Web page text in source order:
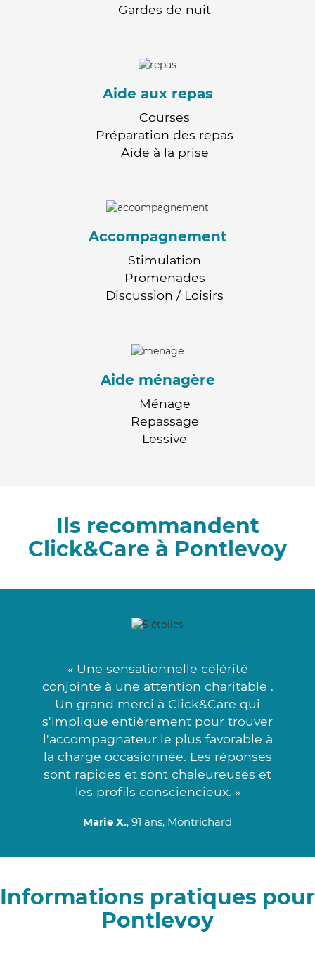
Gardes de nuit
Aide aux repas
Courses
Préparation des repas
Aide à la prise
Accompagnement
Stimulation
Promenades
Discussion / Loisirs
Aide ménagère
Ménage
Repassage
Lessive
Ils recommandent
Click&Care à Pontlevoy
« Une sensationnelle célérité
conjointe à une attention charitable .
Un grand merci à Click&Care qui
s'implique entièrement pour trouver
l'accompagnateur le plus favorable à
la charge occasionnée. Les réponses
sont rapides et sont chaleureuses et
les profils consciencieux. »
Marie X., 91 ans, Montrichard
Informations pratiques pour
Pontlevoy